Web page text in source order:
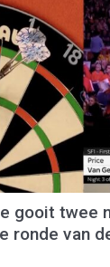
gooit twee
ronde van